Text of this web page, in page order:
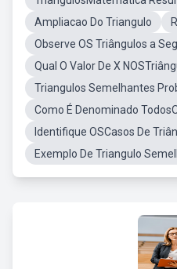
Ampliacao Do Triangulo
Observe OS Triângulos a
Qual O Valor De X
Triangulos Semelhantes
Como É Denominado
Identifique OSCasos De
Exemplo De Triangulo